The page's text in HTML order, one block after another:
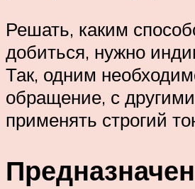
Решать, каким
добиться, нужно
Так, одним
обращение, с
применять строгий